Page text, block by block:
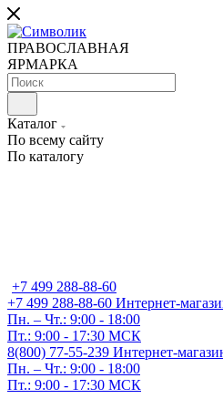
ПРАВОСЛАВНАЯ
ЯРМАРКА
Каталог
По всему сайту
По каталогу
+7 499 288-88-60
+7 499 288-88-60 Интернет-
Пн. – Чт.: 9:00 - 18:00
Пт.: 9:00 - 17:30 МСК
8(800) 77-55-239 Интернет-
Пн. – Чт.: 9:00 - 18:00
Пт.: 9:00 - 17:30 МСК